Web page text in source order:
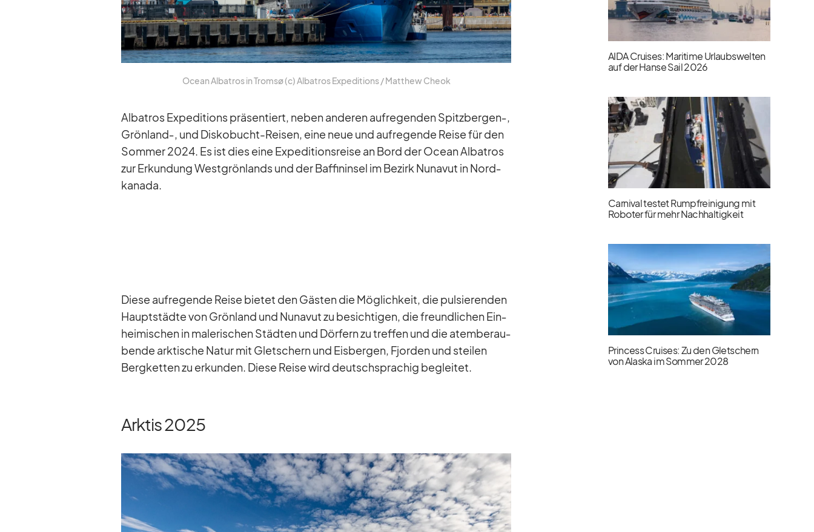
Ocean Al­ba­tros in Tromsø (c) Al­ba­tros Ex­pe­di­ti­ons /​ Matthew Cheok
Al­ba­tros Ex­pe­di­ti­ons prä­sen­tiert, ne­ben an­de­ren auf­re­gen­den Spitzbergen‑,
Grönland‑, und Dis­ko­bucht-Rei­sen, eine neue und auf­re­gende Reise für den
Som­mer 2024. Es ist dies eine Ex­pe­di­ti­ons­reise an Bord der Ocean Al­ba­tros
zur Er­kun­dung West­grön­lands und der Baf­fin­in­sel im Be­zirk Nuna­vut in Nord­
ka­nada.
Diese auf­re­gende Reise bie­tet den Gäs­ten die Mög­lich­keit, die pul­sie­ren­den
Haupt­städte von Grön­land und Nuna­vut zu be­sich­ti­gen, die freund­li­chen Ein­
hei­mi­schen in ma­le­ri­schen Städ­ten und Dör­fern zu tref­fen und die atem­be­rau­
bende ark­ti­sche Na­tur mit Glet­schern und Eis­ber­gen, Fjor­den und stei­len
Berg­ket­ten zu er­kun­den. Diese Reise wird deutsch­spra­chig be­glei­tet.
Arktis 2025
AIDA Cruises: Maritime Urlaubswelten
auf der Hanse Sail 2026
Carnival testet Rumpfreinigung mit
Roboter für mehr Nachhaltigkeit
Princess Cruises: Zu den Gletschern
von Alaska im Sommer 2028